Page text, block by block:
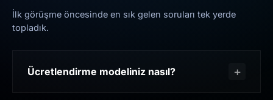
İlk görüşme öncesinde en sık gelen soruları tek yerde
topladık.
Ücretlendirme modeliniz nasıl?